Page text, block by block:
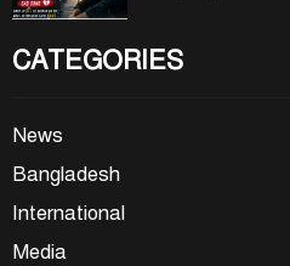
CATEGORIES
News
Bangladesh
International
Media